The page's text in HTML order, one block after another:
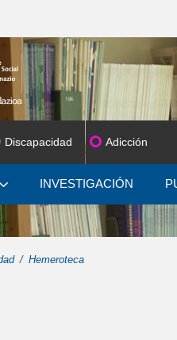
INVESTIGACIÓN
Discapacidad Adicción
Hemeroteca